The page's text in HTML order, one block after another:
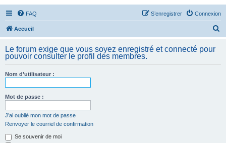
FAQ Connexion
S’enregistrer
Accueil
h
Le forum exige que vous soyez enregistré et connecté pour
pouvoir consulter le profil des membres.
Nom d’utilisateur :
Mot de passe :
J’ai oublié mon mot de passe
Renvoyer le courriel de confirmation
Se souvenir de moi